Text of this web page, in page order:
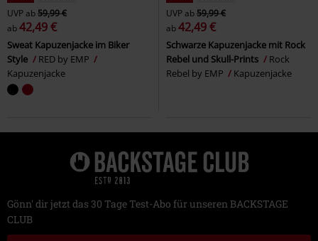
UVPab59,99 €
ab42,49 €
Sweat Kapuzenjacke im Biker
Style
RED by EMP
Kapuzenjacke
UVPab59,99 €
ab42,49 €
Schwarze Kapuzenjacke mit Rock
Rebel und Skull-Prints
Rock
Rebel by EMP
Kapuzenjacke
Gönn' dir jetzt das 30 Tage Test-Abo für unseren BACKSTAGE
CLUB